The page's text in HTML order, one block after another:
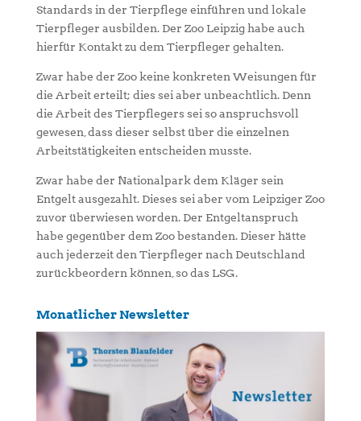
Standards in der Tierpflege einführen und lokale
Tierpfleger ausbilden. Der Zoo Leipzig habe auch
hierfür Kontakt zu dem Tierpfleger gehalten.
Zwar habe der Zoo keine konkreten Weisungen für
die Arbeit erteilt; dies sei aber unbeachtlich. Denn
die Arbeit des Tierpflegers sei so anspruchsvoll
gewesen, dass dieser selbst über die einzelnen
Arbeitstätigkeiten entscheiden musste.
Zwar habe der Nationalpark dem Kläger sein
Entgelt ausgezahlt. Dieses sei aber vom Leipziger Zoo
zuvor überwiesen worden. Der Entgeltanspruch
habe gegenüber dem Zoo bestanden. Dieser hätte
auch jederzeit den Tierpfleger nach Deutschland
zurückbeordern können, so das LSG.
Monatlicher Newsletter